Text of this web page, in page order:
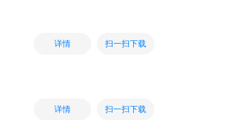
详情 扫一扫下载
详情 扫一扫下载